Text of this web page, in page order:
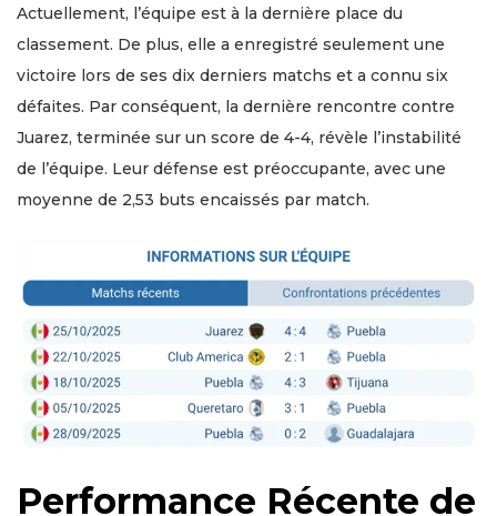
Actuellement, l’équipe est à la dernière place du
classement. De plus, elle a enregistré seulement une
victoire lors de ses dix derniers matchs et a connu six
défaites. Par conséquent, la dernière rencontre contre
Juarez, terminée sur un score de 4-4, révèle l’instabilité
de l’équipe. Leur défense est préoccupante, avec une
moyenne de 2,53 buts encaissés par match.
Performance Récente de